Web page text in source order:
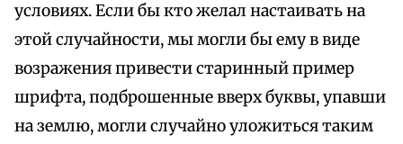
условиях. Если бы кто желал настаивать на
этой случайности, мы могли бы ему в виде
возражения привести старинный пример
шрифта, подброшенные вверх буквы, упавши
на землю, могли случайно уложиться таким